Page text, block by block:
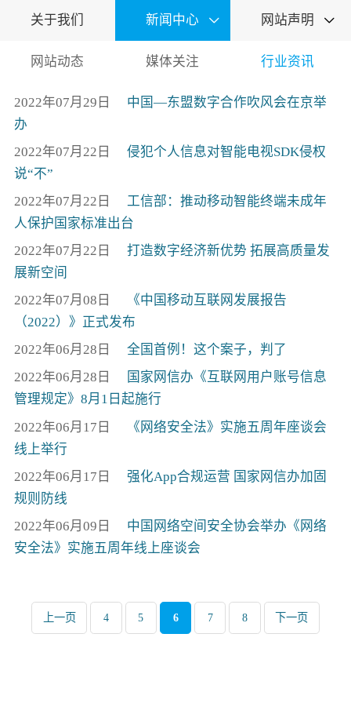
关于我们 新闻中心 
网站动态 媒体关注 行业资讯
网站声明 
2022年07月29日
中国—东盟数字合作吹风会在京举
办
2022年07月22日
侵犯个人信息对智能电视SDK侵权
说“不”
2022年07月22日
工信部：推动移动智能终端未成年
人保护国家标准出台
2022年07月22日
打造数字经济新优势 拓展高质量发
展新空间
2022年07月08日
《中国移动互联网发展报告
（2022）》正式发布
2022年06月28日
全国首例！这个案子，判了
2022年06月28日
国家网信办《互联网用户账号信息
管理规定》8月1日起施行
2022年06月17日
《网络安全法》实施五周年座谈会
线上举行
2022年06月17日
强化App合规运营 国家网信办加固
规则防线
2022年06月09日
中国网络空间安全协会举办《网络
安全法》实施五周年线上座谈会
上一页 4 5 6 7 8 下一页